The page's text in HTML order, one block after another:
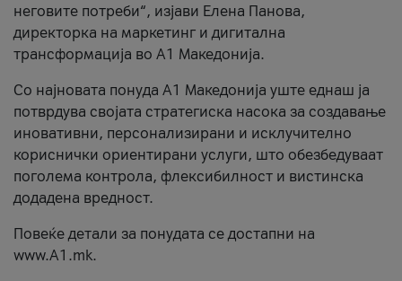
неговите потреби“, изјави Елена Панова,
директорка на маркетинг и дигитална
трансформација во А1 Македонија.
Со најновата понуда А1 Македонија уште еднаш ја
потврдува својата стратегиска насока за создавање
иновативни, персонализирани и исклучително
кориснички ориентирани услуги, што обезбедуваат
поголема контрола, флексибилност и вистинска
додадена вредност.
Повеќе детали за понудата се достапни на
www.А1.mk.